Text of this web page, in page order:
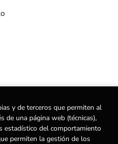
y de terceros que permiten al
de una página web (técnicas),
estadístico del comportamiento
permiten la gestión de los